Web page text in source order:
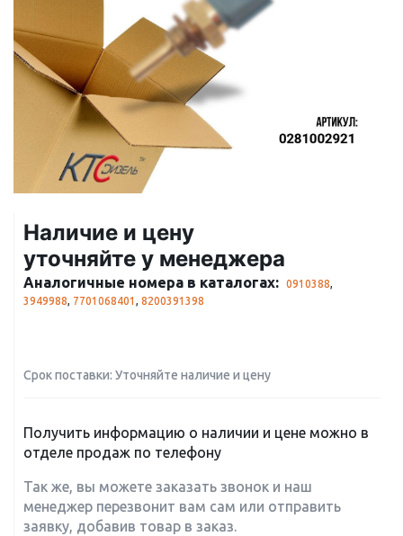
Наличие и цену
уточняйте у менеджера
Аналогичные номера в каталогах: 0910388,
3949988, 7701068401 , 8200391398
Срок поставки: Уточняйте наличие и цену
Получить информацию о наличии и цене можно в
отделе продаж по телефону
Так же, вы можете заказать звонок и наш
менеджер перезвонит вам сам или отправить
заявку, добавив товар в заказ.